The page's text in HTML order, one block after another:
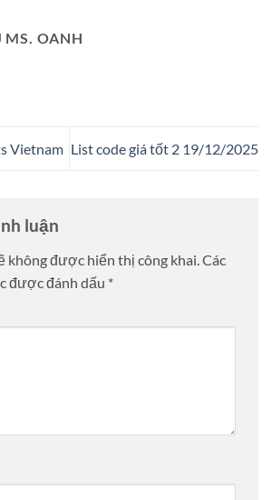
MS. OANH
Vietnam List code giá tốt 2 19/12/2025
luận
không được hiển thị công khai. Các
được đánh dấu *